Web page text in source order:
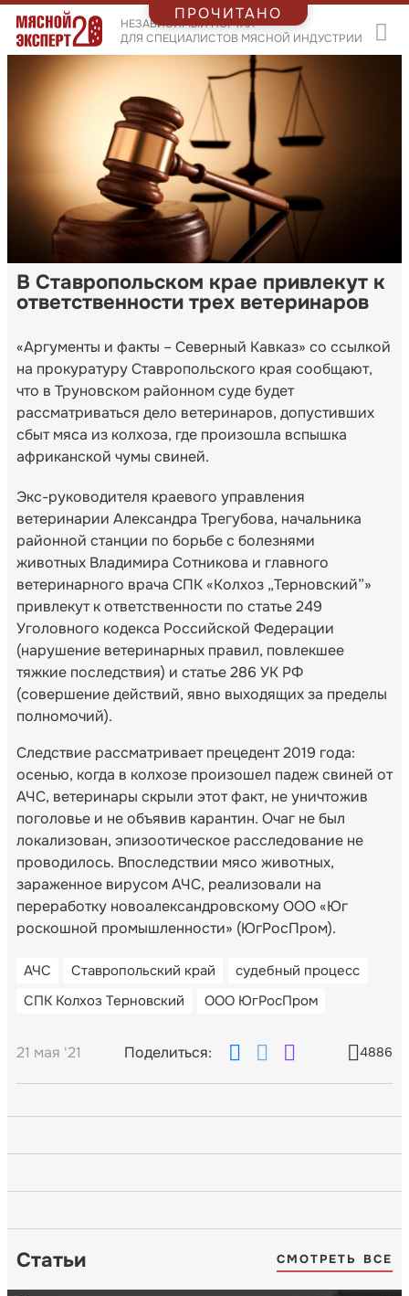
НЕЗАВИСИМЫЙ ПОРТАЛ
ДЛЯ СПЕЦИАЛИСТОВ МЯСНОЙ ИНДУСТРИИ
В Ставропольском крае привлекут к
ответственности трех ветеринаров
«Аргументы и факты – Северный Кавказ» со ссылкой
на прокуратуру Ставропольского края сообщают,
что в Труновском районном суде будет
рассматриваться дело ветеринаров, допустивших
сбыт мяса из колхоза, где произошла вспышка
африканской чумы свиней.
Экс-руководителя краевого управления
ветеринарии Александра Трегубова, начальника
районной станции по борьбе с болезнями
животных Владимира Сотникова и главного
ветеринарного врача СПК «Колхоз „Терновский”»
привлекут к ответственности по статье 249
Уголовного кодекса Российской Федерации
(нарушение ветеринарных правил, повлекшее
тяжкие последствия) и статье 286 УК РФ
(совершение действий, явно выходящих за пределы
полномочий).
Следствие рассматривает прецедент 2019 года:
осенью, когда в колхозе произошел падеж свиней от
АЧС, ветеринары скрыли этот факт, не уничтожив
поголовье и не объявив карантин. Очаг не был
локализован, эпизоотическое расследование не
проводилось. Впоследствии мясо животных,
зараженное вирусом АЧС, реализовали на
переработку новоалександровскому ООО «Юг
роскошной промышленности» (ЮгРосПром).
АЧС Ставропольский край
судебный процесс
СПК Колхоз Терновский
ООО ЮгРосПром
21 мая '21 Поделиться: 4886
Статьи СМОТРЕТЬ ВСЕ
ПРОЧИТАНО